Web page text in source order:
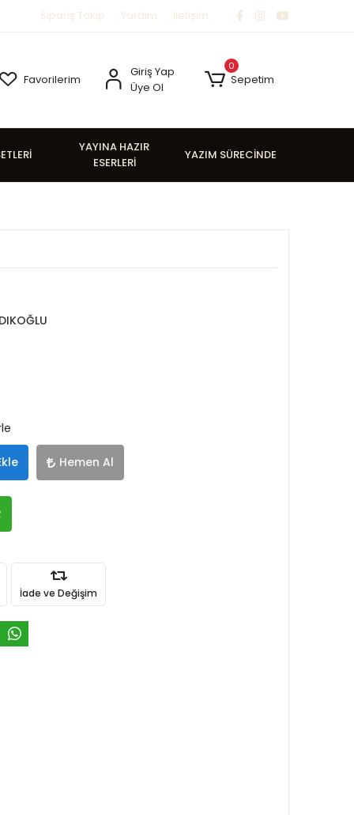
Sipariş Takip Yardım İletişim
Favorilerim
Giriş Yap
Üye Ol
0
Sepetim
YAYINA HAZIR
ESERLERİ
YAZIM SÜRECİNDE
Hemen Al
İade ve Değişim